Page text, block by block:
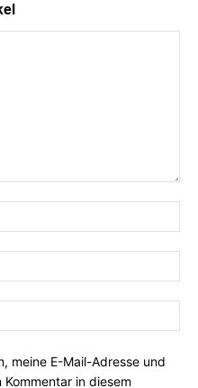
meine E-Mail-Adresse und
in diesem